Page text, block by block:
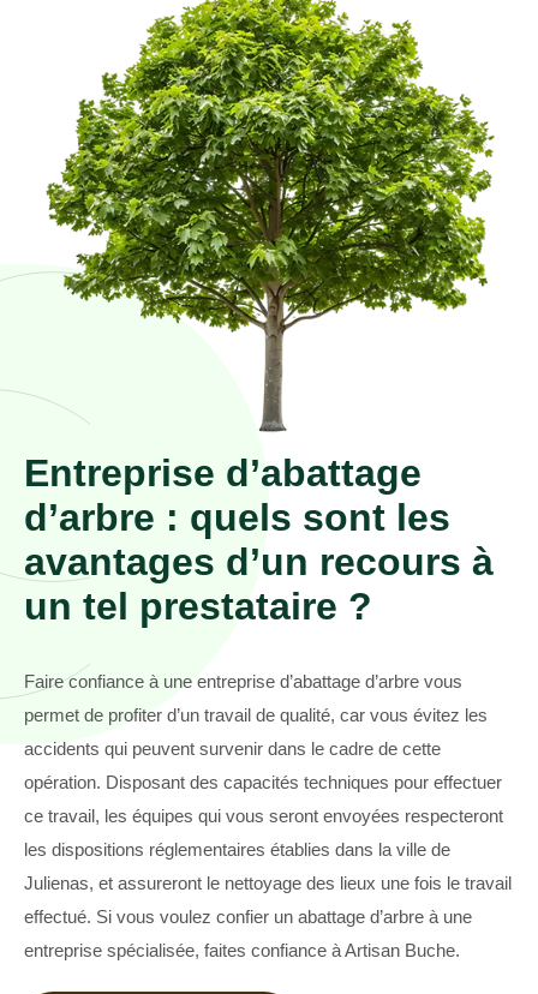
Entreprise d’abattage
d’arbre : quels sont les
avantages d’un recours à
un tel prestataire ?
Faire confiance à une entreprise d’abattage d’arbre vous
permet de profiter d’un travail de qualité, car vous évitez les
accidents qui peuvent survenir dans le cadre de cette
opération. Disposant des capacités techniques pour effectuer
ce travail, les équipes qui vous seront envoyées respecteront
les dispositions réglementaires établies dans la ville de
Julienas, et assureront le nettoyage des lieux une fois le travail
effectué. Si vous voulez confier un abattage d’arbre à une
entreprise spécialisée, faites confiance à Artisan Buche.